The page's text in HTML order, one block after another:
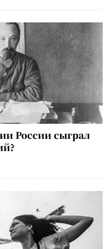
России сыграл